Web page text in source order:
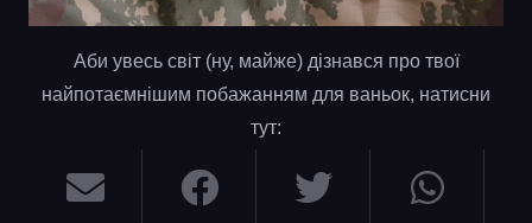
Аби увесь світ (ну, майже) дізнався про твої
найпотаємнішим побажанням для ваньок, натисни
тут: